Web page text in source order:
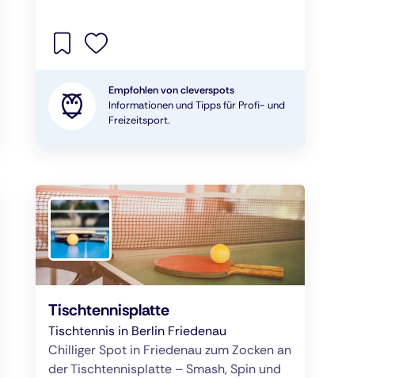
Empfohlen von cleverspots
Informationen und Tipps für Profi- und
Freizeitsport.
Tischtennisplatte
Tischtennis in Berlin Friedenau
Chilliger Spot in Friedenau zum Zocken an
der Tischtennisplatte – Smash, Spin und